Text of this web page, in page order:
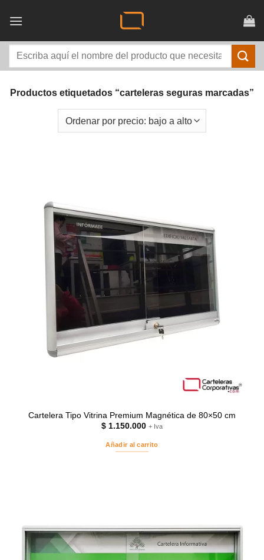
Buscar
Productos etiquetados “carteleras seguras marcadas”
Cartelera Tipo Vitrina Premium Magnética de 80×50 cm
$ 1.150.000 + Iva
Añadir al carrito